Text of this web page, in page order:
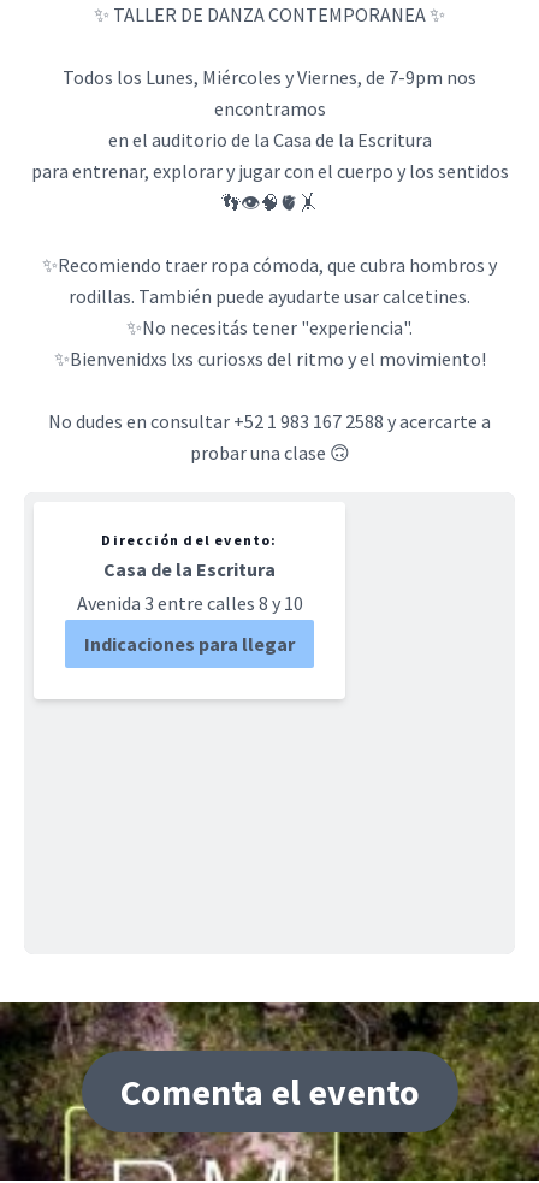
✨ TALLER DE DANZA CONTEMPORANEA ✨
Todos los Lunes, Miércoles y Viernes, de 7-9pm nos
encontramos
en el auditorio de la Casa de la Escritura
para entrenar, explorar y jugar con el cuerpo y los sentidos
👣👁️🧠🫀🤸
✨Recomiendo traer ropa cómoda, que cubra hombros y
rodillas. También puede ayudarte usar calcetines.
✨No necesitás tener "experiencia".
✨Bienvenidxs lxs curiosxs del ritmo y el movimiento!
No dudes en consultar +52 1 983 167 2588 y acercarte a
probar una clase 🙃
Dirección del evento:
Casa de la Escritura
Avenida 3 entre calles 8 y 10
Indicaciones para llegar
Comenta el evento